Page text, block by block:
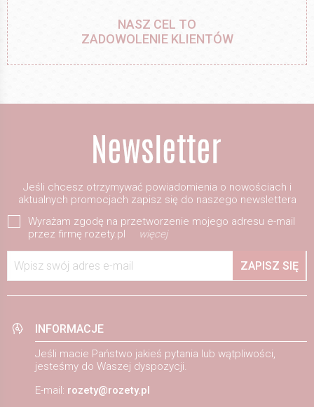
NASZ CEL TO
ZADOWOLENIE KLIENTÓW
Jeśli chcesz otrzymywać powiadomienia o nowościach i
aktualnych promocjach zapisz się do naszego newslettera
Wyrażam zgodę na przetworzenie mojego adresu e-mail
przez firmę rozety.pl
więcej
Wpisz swój adres e-mail ZAPISZ SIĘ
INFORMACJE
Jeśli macie Państwo jakieś pytania lub wątpliwości,
jesteśmy do Waszej dyspozycji.
E-mail: rozety@rozety.pl